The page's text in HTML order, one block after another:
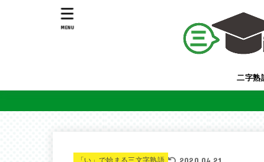
二字熟
MENU
「い」で始まる三文字熟語